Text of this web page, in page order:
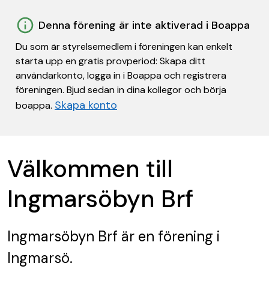
Denna förening är inte aktiverad i Boappa
Du som är styrelsemedlem i föreningen kan enkelt
starta upp en gratis provperiod: Skapa ditt
användarkonto, logga in i Boappa och registrera
föreningen. Bjud sedan in dina kollegor och börja
boappa. Skapa konto
Välkommen till
Ingmarsöbyn Brf
Ingmarsöbyn Brf är en förening i
Ingmarsö.